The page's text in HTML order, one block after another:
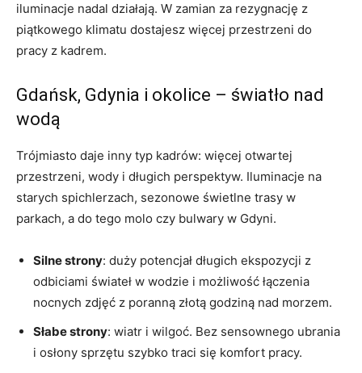
iluminacje nadal działają. W zamian za rezygnację z
piątkowego klimatu dostajesz więcej przestrzeni do
pracy z kadrem.
Gdańsk, Gdynia i okolice – światło nad
wodą
Trójmiasto daje inny typ kadrów: więcej otwartej
przestrzeni, wody i długich perspektyw. Iluminacje na
starych spichlerzach, sezonowe świetlne trasy w
parkach, a do tego molo czy bulwary w Gdyni.
Silne strony: duży potencjał długich ekspozycji z
odbiciami świateł w wodzie i możliwość łączenia
nocnych zdjęć z poranną złotą godziną nad morzem.
Słabe strony: wiatr i wilgoć. Bez sensownego ubrania
i osłony sprzętu szybko traci się komfort pracy.